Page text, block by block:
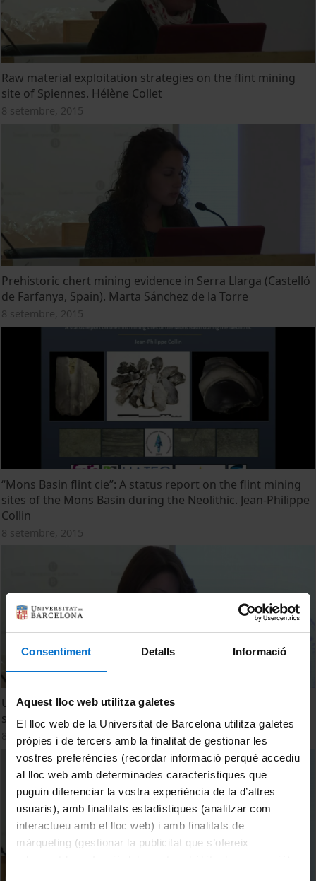
Consentiment Detalls Informació
Aquest lloc web utilitza galetes
El lloc web de la Universitat de Barcelona utilitza galetes
pròpies i de tercers amb la finalitat de gestionar les
vostres preferències (recordar informació perquè accediu
al lloc web amb determinades característiques que
puguin diferenciar la vostra experiència de la d’altres
usuaris), amb finalitats estadístiques (analitzar com
interactueu amb el lloc web) i amb finalitats de
màrqueting (gestionar la publicitat que s’ofereix
Raw material exploitation strategies on the flint mining
site of Spiennes. Hélène Collet
8 setembre, 2015
Prehistoric chert mining evidence in Serra Llarga (Castelló
de Farfanya, Spain). Marta Sánchez de la Torre
8 setembre, 2015
“Mons Basin flint cie”: A status report on the flint mining
sites of the Mons Basin during the Neolithic. Jean-Philippe
Collin
8 setembre, 2015
Using airbone laser scanning data for mine surface relief
studies. Katarzyna Radziszewska
8 setembre, 2015